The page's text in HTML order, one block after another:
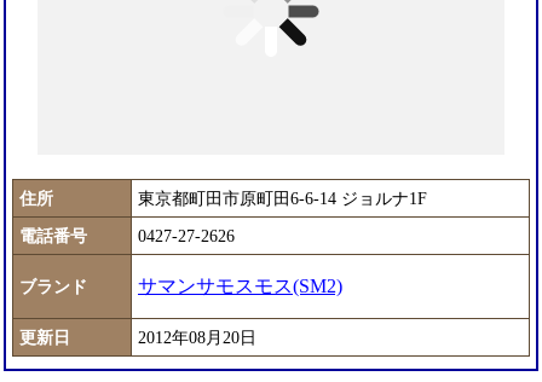
住所
東京都町田市原町田6-6-14 ジョルナ1F
電話番号
0427-27-2626
ブランド サマンサモスモス(SM2)
更新日 2012年08月20日